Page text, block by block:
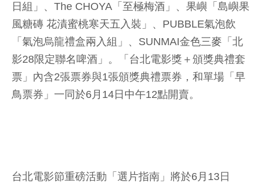
日組」、The CHOYA「至極梅酒」、果嶼「島嶼果
風糖磚 花漬蜜桃寒天五入裝」、PUBBLE氣泡飲
「氣泡烏龍禮盒兩入組」、SUNMAI金色三麥「北
影28限定聯名啤酒」。「台北電影獎＋頒獎典禮套
票」內含2張票券與1張頒獎典禮票券，和單場「早
鳥票券」一同於6月14日中午12點開賣。
台北電影節重磅活動「選片指南」將於6月13日